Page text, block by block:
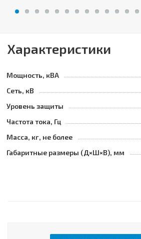
Характеристики
Мощность, кВА
Сеть, кВ
Уровень защиты
Частота тока, Гц
Масса, кг, не более
Габаритные размеры (Д×Ш×В), мм